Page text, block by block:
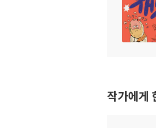
작가에게